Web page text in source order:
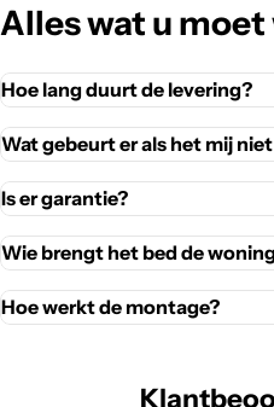
Alles wat u
Hoe lang duurt de levering?
Wat gebeurt er als het mij
Is er garantie?
Wie brengt het bed de
Hoe werkt de montage?